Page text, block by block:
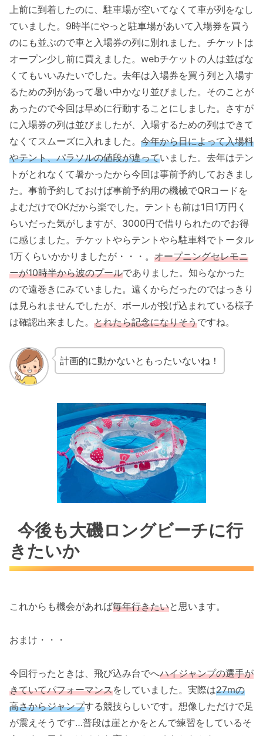
上前に到着したのに、駐車場が空いてなくて車が列をなし
ていました。9時半にやっと駐車場があいて入場券を買う
のにも並ぶので車と入場券の列に別れました。チケットは
オープン少し前に買えました。webチケットの人は並ばな
くてもいいみたいでした。去年は入場券を買う列と入場す
るための列があって暑い中かなり並びました。そのことが
あったので今回は早めに行動することにしました。さすが
に入場券の列は並びましたが、入場するための列はできて
なくてスムーズに入れました。 今年から日によって入場料
やテント、パラソルの値段が違っていました。去年はテン
トがとれなくて暑かったから今回は事前予約しておきまし
た。事前予約しておけば事前予約用の機械でQRコードを
よむだけでOKだから楽でした。テントも前は1日1万円く
らいだった気がしますが、3000円で借りられたのでお得
に感じました。チケットやらテントやら駐車料でトータル
1万くらいかかりましたが・・・。 オープニングセレモニ
ーが10時半から波のプールでありました。知らなかった
ので遠巻きにみていました。遠くからだったのではっきり
は見られませんでしたが、ボールが投げ込まれている様子
は確認出来ました。 とれたら記念になりそうですね。
計画的に動かないともったいないね！
今後も大磯ロングビーチに行
きたいか
これからも機会があれば毎年行きたいと思います。
おまけ・・・
今回行ったときは、飛び込み台でへハイジャンプの選手が
きていてパフォーマンスをしていました。実際は27mの
高さからジャンプする競技らしいです。想像しただけで足
が震えそうです…普段は崖とかをとんで練習をしているそ